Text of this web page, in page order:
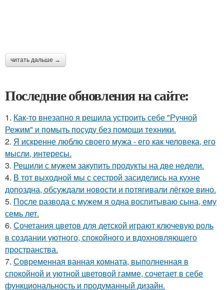
читать дальше →
Последние обновления на сайте:
1. Как-то внезапно я решила устроить себе "Ручной
Режим" и помыть посуду без помощи техники.
2. Я искренне люблю своего мужа - его как человека, его
мысли, интересы.
3. Решили с мужем закупить продукты на две недели.
4. В тот выходной мы с сестрой засиделись на кухне
допоздна, обсуждали новости и потягивали лёгкое вино.
5. После развода с мужем я одна воспитываю сына, ему
семь лет.
6. Сочетания цветов для детской играют ключевую роль
в создании уютного, спокойного и вдохновляющего
пространства.
7. Современная ванная комната, выполненная в
спокойной и уютной цветовой гамме, сочетает в себе
функциональность и продуманный дизайн.